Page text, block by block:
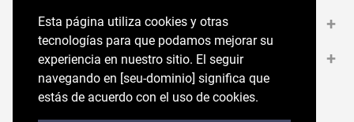
Esta página utiliza cookies y otras
tecnologías para que podamos mejorar su
experiencia en nuestro sitio. El seguir
navegando en perryellis.cl significa que estás
de acuerdo con el uso de cookies.
Esta página utiliza cookies y otras
tecnologías para que podamos mejorar su
experiencia en nuestro sitio. El seguir
navegando en [seu-dominio] significa que
estás de acuerdo con el uso de cookies.
Medios de pago +
Contáctanos +
Síguenos en nuestras RRSS